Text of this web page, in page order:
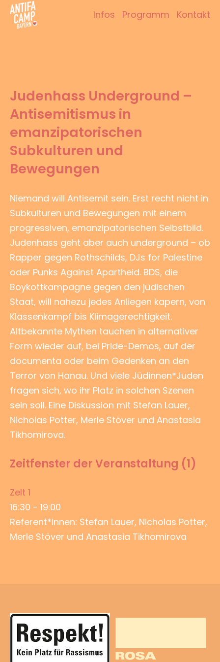
Zum
Inhalt
Infos Programm Kontakt
Judenhass Underground –
Antisemitismus in
emanzipatorischen
Subkulturen und
Bewegungen
Niemand will Antisemit sein. Erst recht nicht in
Subkulturen und Bewegungen mit einem
progressiven, emanzipatorischen Selbstbild.
Judenhass geht aber auch underground – ob
Rapper gegen Rothschilds, DJs for Palestine
oder Punks Against Apartheid. BDS, die
Boykottkampagne gegen den jüdischen
Staat, will nahezu jedes Anliegen kapern, von
Klassenkampf bis Klimagerechtigkeit.
Altbekannte Mythen tauchen in alternativer
Form wieder auf, bei Pride-Demos, auf der
documenta oder beim Gedenken an den
Terror von Hanau. Und viele Jüdinnen*Juden
fragen sich, wo ihr Platz in solchen Szenen
sein soll. Eine Diskussion mit Stefan Lauer,
Nicholas Potter, Merle Stöver und Anastasia
Tikhomirova.
Zeitfenster der Veranstaltung (1)
Zelt 1
16:30 - 19:00
Referent*innen: Stefan Lauer, Nicholas Potter,
Merle Stöver und Anastasia Tikhomirova